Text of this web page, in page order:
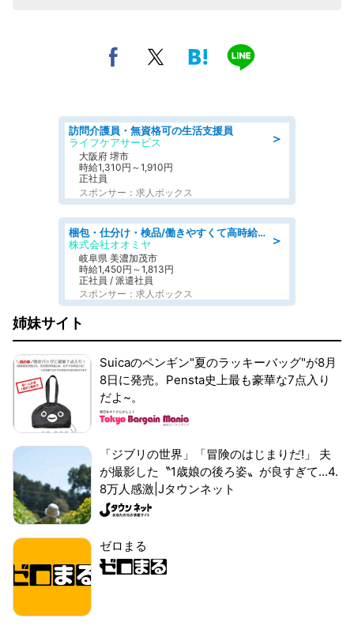
＞
訪問介護員・無資格可の生活支援員
ライフケアサービス
大阪府 堺市
時給1,310円～1,910円
正社員
スポンサー：求人ボックス
＞
梱包・仕分け・検品/働きやすくて高時給の仕分け作業長期休暇充実/残業なし
株式会社オオミヤ
岐阜県 美濃加茂市
時給1,450円～1,813円
正社員 / 派遣社員
スポンサー：求人ボックス
姉妹サイト
Suicaのペンギン"夏のラッキーバッグ"が8月
8日に発売。Pensta史上最も豪華な7点入り
だよ~。
「ジブリの世界」「冒険のはじまりだ!」 夫
が撮影した〝1歳娘の後ろ姿〟が良すぎて...4.
8万人感激|Jタウンネット
ゼロまる